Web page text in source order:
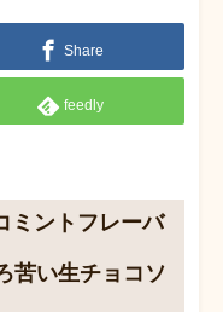
Share
feedly
ミントフレーバ
苦い生チョコソ